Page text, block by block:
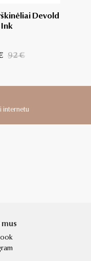
Devold
Ink
92 €
internetu
mus